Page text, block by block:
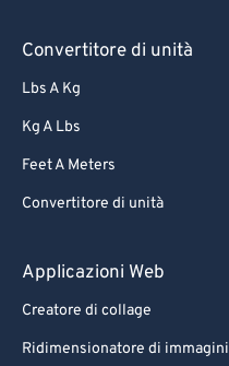
Convertitore di unità
Lbs A Kg
Kg A Lbs
Feet A Meters
Convertitore di unità
Applicazioni Web
Creatore di collage
Ridimensionatore di immagini